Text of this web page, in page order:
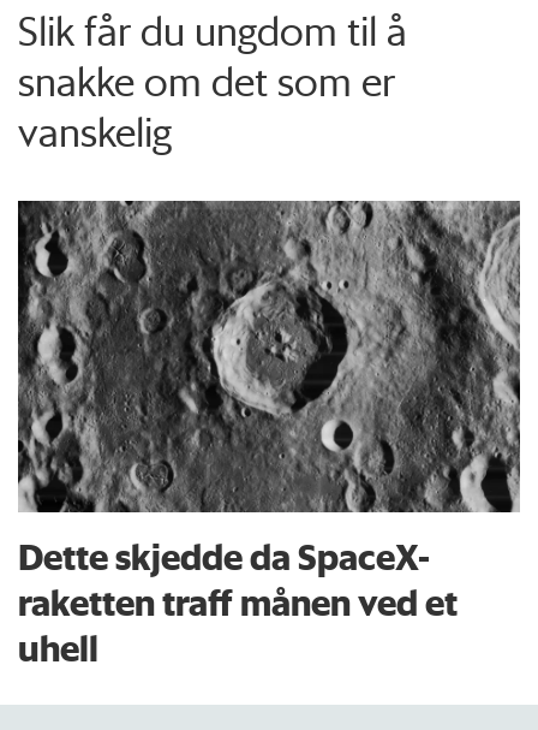
Slik får du ungdom til å
snakke om det som er
vanskelig
Dette skjedde da SpaceX-
raketten traff månen ved et
uhell